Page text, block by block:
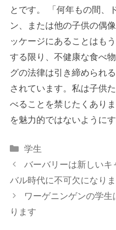
とです。 「何年もの間、
ン、または他の子供の偶
ッケージにあることはも
する限り、不健康な食べ
グの法律は引き締められ
されています。私は子供
べることを禁じたくあり
を魅力的ではないように
カ
テ
リ
ー
学生
バーバリーは新しいキ
バル時代に不可欠になり
ワーゲニンゲンの学
ります